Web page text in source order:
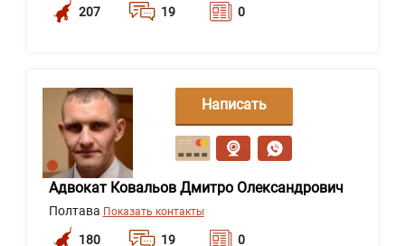
207 19 0
Адвокат Ковальов Дмитро Олександрович
Полтава Показать контакты
180 19 0
Написать
сообщение